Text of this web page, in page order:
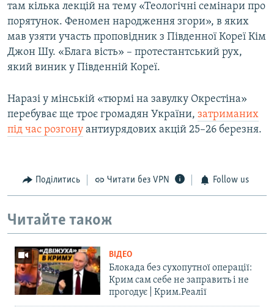
там кілька лекцій на тему «Теологічні семінари про
порятунок. Феномен народження згори», в яких
мав узяти участь проповідник з Південної Кореї Кім
Джон Шу. «Блага вість» – протестантський рух,
який виник у Південній Кореї.
Наразі у мінській «тюрмі на завулку Окрестіна»
перебуває ще троє громадян України, затриманих
під час розгону антиурядових акцій 25–26 березня.
Поділитись Читати без VPN Follow us
Читайте також
ВІДЕО
Блокада без сухопутної операції:
Крим сам себе не заправить і не
прогодує | Крим.Реалії